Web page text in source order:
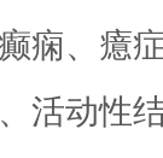
痫、癔
活动性